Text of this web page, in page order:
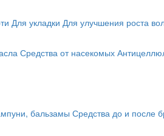
Для укладки Для улучшения роста
Средства от насекомых
бальзамы Средства до и после